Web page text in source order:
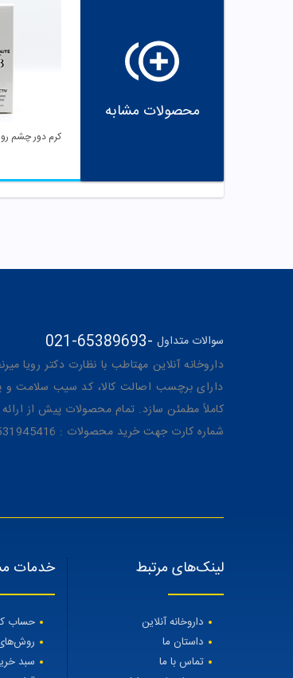
محصولات مشابه
021-65389693 سوالات متداول -
داروخانه آنلاین مهتاطب با نظارت دکتر رویا
دارای برچسب اصالت کالا، کد سیب سلامت و
کاملاً مطمئن سازد. تمام محصولات پیش از
شماره کارت جهت خرید محصولات : 6104337531945416 به نام رویا میرنظامی
لینک‌های مرتبط
داروخانه آنلاین
داستان ما
تماس با ما
خدمات
حساب
سبد